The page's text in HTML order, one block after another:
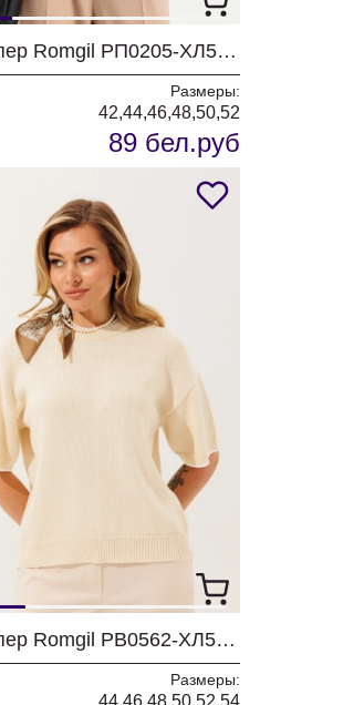
Джемпер Romgil РП0205-ХЛ5 черный
Размеры:
42,44,46,48,50,52
89 бел.руб
Джемпер Romgil РВ0562-ХЛ5 молочный + белый
Размеры:
44,46,48,50,52,54